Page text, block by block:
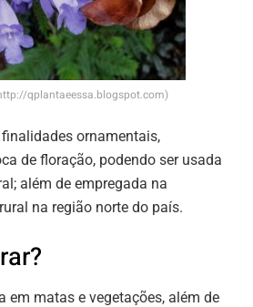
qplantaeessa.blogspot.com)
ornamentais,
de floração, podendo ser usada
além de empregada na
na região norte do país.
em matas e vegetações, além de